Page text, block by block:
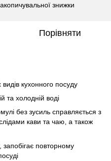
знижки
Порівняти
кухонного посуду
та холодній воді
без зусиль справляється з
кави та чаю, а також
повторному